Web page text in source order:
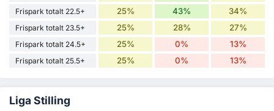
Frispark totalt 22.5+ 25% 43% 34%
Frispark totalt 23.5+ 25% 28% 27%
Frispark totalt 24.5+ 25% 0% 13%
Frispark totalt 25.5+ 25% 0% 13%
Liga Stilling